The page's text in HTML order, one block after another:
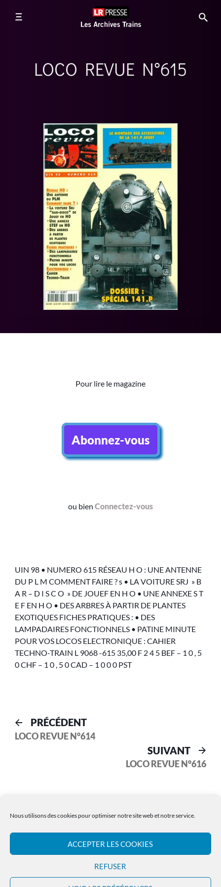
Nous utilisons des cookies pour optimiser notre site web et notre service.
ACCEPTER LES COOKIES
REFUSER
LOCO REVUE N°615
Pour lire le magazine
Abonnez-vous
ou bien Connectez-vous
UIN 98 • NUMERO 615 RÉSEAU H O : UNE ANTENNE
DU P L M COMMENT FAIRE ? s • LA VOITURE SRJ » B
A R – D I S C O » DE JOUEF EN H O • UNE ANNEXE S T
E F EN H O • DES ARBRES À PARTIR DE PLANTES
EXOTIQUES FICHES PRATIQUES : • DES
LAMPADAIRES FONCTIONNELS • PATINE MINUTE
POUR VOS LOCOS ELECTRONIQUE : CAHIER
TECHNO-TRAIN L 9068 -615 35,00 F 2 4 5 BEF – 1 0 , 5
0 CHF – 1 0 , 5 0 CAD – 1 0 0 0 PST
PRÉCÉDENT
LOCO REVUE N°614
SUIVANT
LOCO REVUE N°616
Les Archives LR PRESSE